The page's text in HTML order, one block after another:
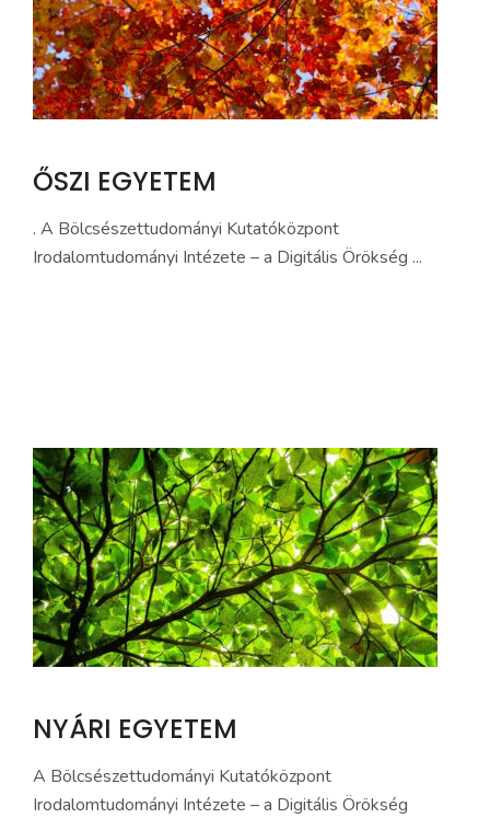
ŐSZI EGYETEM
. A Bölcsészettudományi Kutatóközpont
Irodalomtudományi Intézete – a Digitális Örökség ...
NYÁRI EGYETEM
A Bölcsészettudományi Kutatóközpont
Irodalomtudományi Intézete – a Digitális Örökség